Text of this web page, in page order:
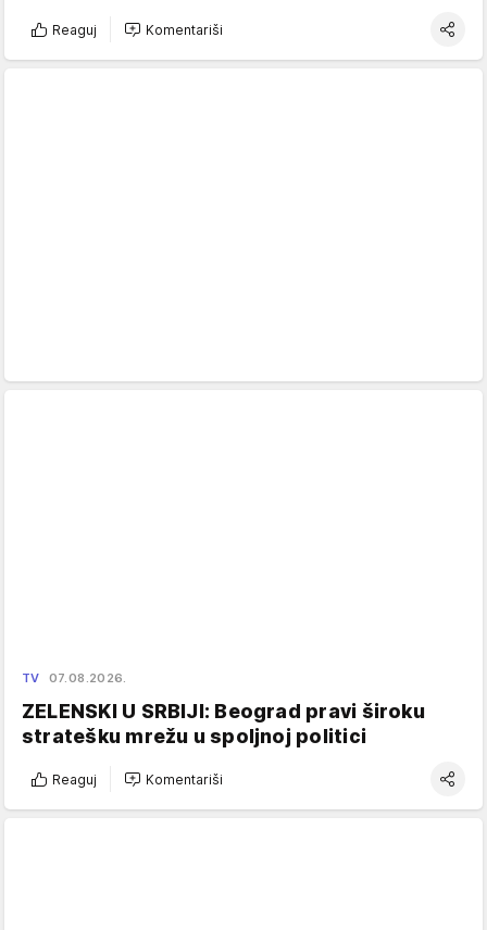
Reaguj Komentariši
TV 07.08.2026.
ZELENSKI U SRBIJI: Beograd pravi široku
stratešku mrežu u spoljnoj politici
Reaguj Komentariši